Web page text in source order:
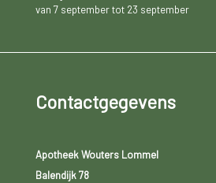
van 7 september tot 23 september
Contactgegevens
Apotheek Wouters Lommel
Balendijk 78